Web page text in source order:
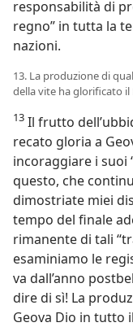
responsabilità di
regno” in tutta la
nazioni.
13. La produzione di
della vite ha glorificato il
13 Il frutto
recato gloria a
incoraggiare i suoi
questo, che
dimostriate miei
tempo del finale
rimanente di tali
esaminiamo le
va dall’anno
dire di sì! La
Geova Dio in tutto